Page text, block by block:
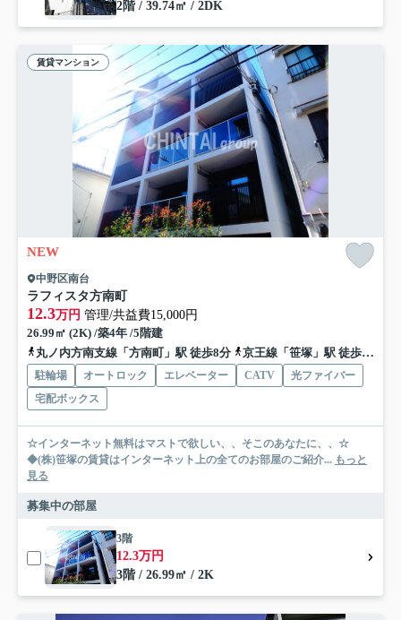
2階 / 39.74㎡ / 2DK
賃貸マンション
NEW
中野区南台
ラフィスタ方南町
12.3万円 管理/共益費15,000円
26.99㎡ (2K) /築4年 /5階建
丸ノ内方南支線「方南町」駅 徒歩8分
京王線「笹塚」駅 徒歩17分
駐輪場 オートロック エレベーター CATV
光ファイバー
宅配ボックス
☆インターネット無料はマストで欲しい、、そこのあなたに、、☆
◆(株)笹塚の賃貸はインターネット上の全てのお部屋のご紹介... もっと
見る
募集中の部屋
3階
12.3万円
3階 / 26.99㎡ / 2K